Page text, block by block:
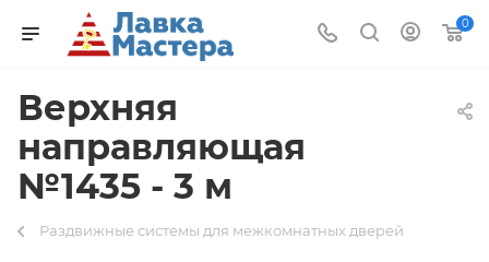
0
Верхняя
направляющая
№1435 - 3 м
Раздвижные системы для межкомнатных дверей